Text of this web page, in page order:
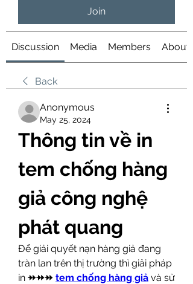
Join
Discussion Media Members About
Back
Anonymous
May 25, 2024
Thông tin về in
tem chống hàng
giả công nghệ
phát quang
Để giải quyết nạn hàng giả đang
tràn lan trên thị trường thì giải pháp
in ⯮⯮⯮ tem chống hàng giả và sử